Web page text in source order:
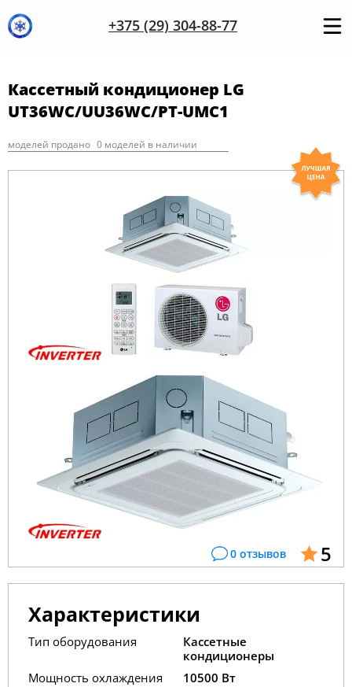
+375 (29) 304-88-77
Кассетный кондиционер LG
UT36WC/UU36WC/PT-UMC1
моделей продано 0 моделей в наличии
0 отзывов 5
Характеристики
Тип оборудования
Кассетные
кондиционеры
Мощность охлаждения
10500 Вт